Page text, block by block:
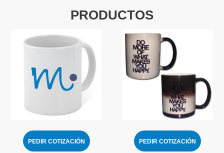
PRODUCTOS
PEDIR COTIZACIÓN PEDIR COTIZACIÓN